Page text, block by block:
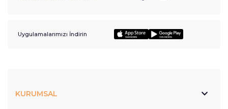
Uygulamalarımızı İndirin
KURUMSAL